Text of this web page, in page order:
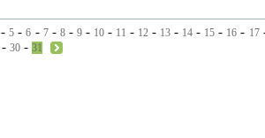
-5 -6 - 7- 8- 9- 10- 11 - 12 - 13 - 14 - 15 - 16 - 17
- 30 - 31